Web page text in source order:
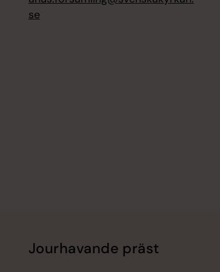
se
Jourhavande präst